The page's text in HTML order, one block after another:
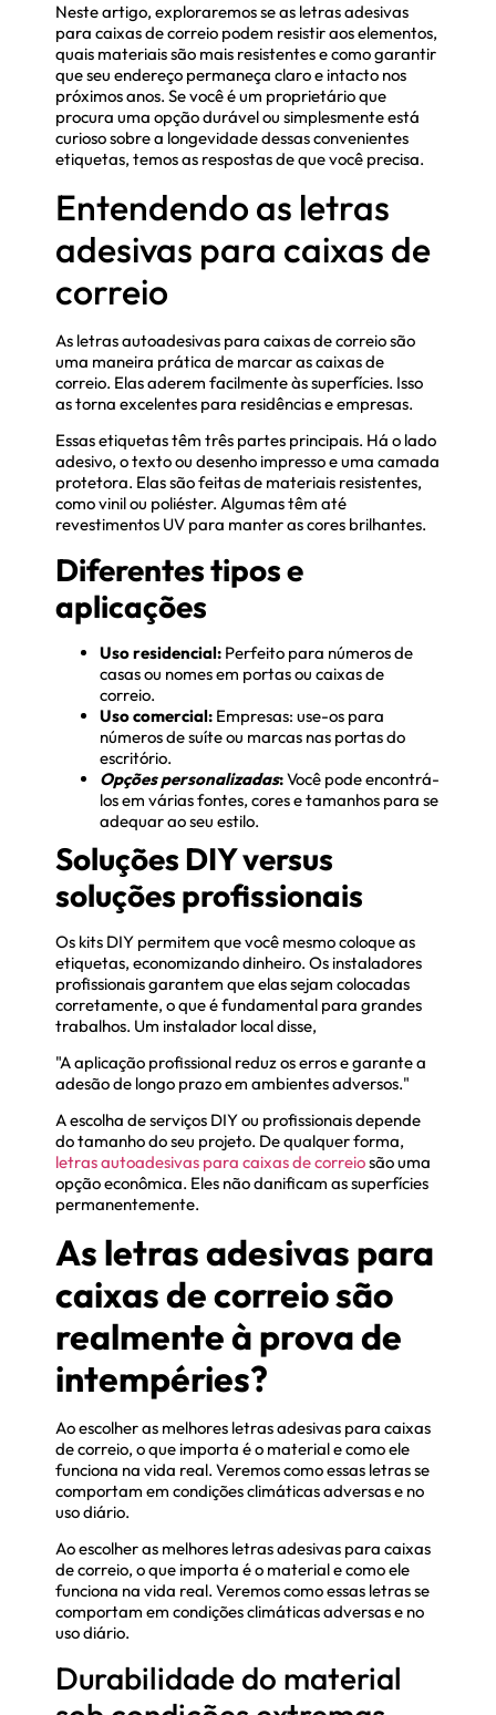
Neste artigo, exploraremos se as letras adesivas
para caixas de correio podem resistir aos elementos,
quais materiais são mais resistentes e como garantir
que seu endereço permaneça claro e intacto nos
próximos anos. Se você é um proprietário que
procura uma opção durável ou simplesmente está
curioso sobre a longevidade dessas convenientes
etiquetas, temos as respostas de que você precisa.
Entendendo as letras
adesivas para caixas de
correio
As letras autoadesivas para caixas de correio são
uma maneira prática de marcar as caixas de
correio. Elas aderem facilmente às superfícies. Isso
as torna excelentes para residências e empresas.
Essas etiquetas têm três partes principais. Há o lado
adesivo, o texto ou desenho impresso e uma camada
protetora. Elas são feitas de materiais resistentes,
como vinil ou poliéster. Algumas têm até
revestimentos UV para manter as cores brilhantes.
Diferentes tipos e
aplicações
Uso residencial: Perfeito para números de
casas ou nomes em portas ou caixas de
correio.
Uso comercial: Empresas: use-os para
números de suíte ou marcas nas portas do
escritório.
Opções personalizadas:Você pode encontrá-
los em várias fontes, cores e tamanhos para se
adequar ao seu estilo.
Soluções DIY versus
soluções profissionais
Os kits DIY permitem que você mesmo coloque as
etiquetas, economizando dinheiro. Os instaladores
profissionais garantem que elas sejam colocadas
corretamente, o que é fundamental para grandes
trabalhos. Um instalador local disse,
"A aplicação profissional reduz os erros e garante a
adesão de longo prazo em ambientes adversos."
A escolha de serviços DIY ou profissionais depende
do tamanho do seu projeto. De qualquer forma,
letras autoadesivas para caixas de correiosão uma
opção econômica. Eles não danificam as superfícies
permanentemente.
As letras adesivas para
caixas de correio são
realmente à prova de
intempéries?
Ao escolher as melhores letras adesivas para caixas
de correio, o que importa é o material e como ele
funciona na vida real. Veremos como essas letras se
comportam em condições climáticas adversas e no
uso diário.
Ao escolher as melhores letras adesivas para caixas
de correio, o que importa é o material e como ele
funciona na vida real. Veremos como essas letras se
comportam em condições climáticas adversas e no
uso diário.
Durabilidade do material